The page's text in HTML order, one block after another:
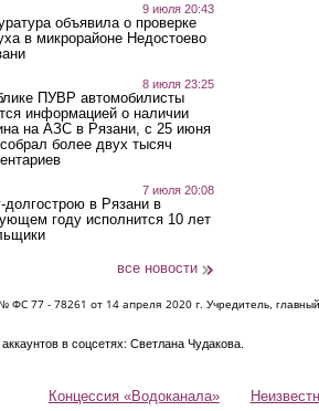
9 июля 20:43
объявила о проверке
в микрорайоне Недостоево
8 июля 23:25
ПУВР автомобилисты
информацией о наличии
на АЗС в Рязани, с 25 июня
более двух тысяч
7 июля 20:08
долгострою в Рязани в
году исполнится 10 лет
все новости
ФС 77 - 78261 от 14 апреля 2020 г. Учредитель,
в соцсетях: Светлана Чудакова.
Концессия «Водоканала»